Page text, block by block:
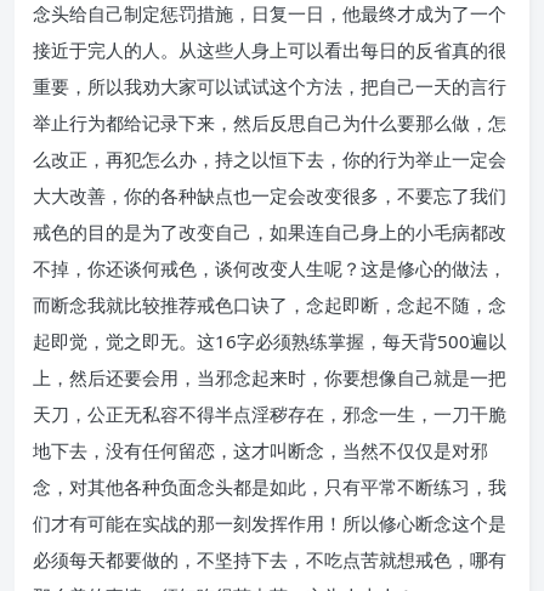
念头给自己制定惩罚措施，日复一日，他最终才成为了一个
接近于完人的人。从这些人身上可以看出每日的反省真的很
重要，所以我劝大家可以试试这个方法，把自己一天的言行
举止行为都给记录下来，然后反思自己为什么要那么做，怎
么改正，再犯怎么办，持之以恒下去，你的行为举止一定会
大大改善，你的各种缺点也一定会改变很多，不要忘了我们
戒色的目的是为了改变自己，如果连自己身上的小毛病都改
不掉，你还谈何戒色，谈何改变人生呢？这是修心的做法，
而断念我就比较推荐戒色口诀了，念起即断，念起不随，念
起即觉，觉之即无。这16字必须熟练掌握，每天背500遍以
上，然后还要会用，当邪念起来时，你要想像自己就是一把
天刀，公正无私容不得半点淫秽存在，邪念一生，一刀干脆
地下去，没有任何留恋，这才叫断念，当然不仅仅是对邪
念，对其他各种负面念头都是如此，只有平常不断练习，我
们才有可能在实战的那一刻发挥作用！所以修心断念这个是
必须每天都要做的，不坚持下去，不吃点苦就想戒色，哪有